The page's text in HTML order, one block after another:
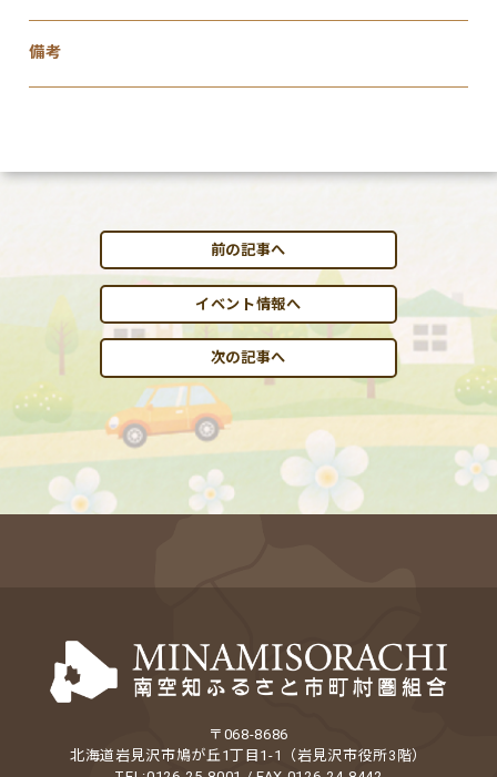
備考
前の記事へ
イベント情報へ
次の記事へ
〒068-8686
北海道岩見沢市鳩が丘1丁目1-1（岩見沢市役所3階）